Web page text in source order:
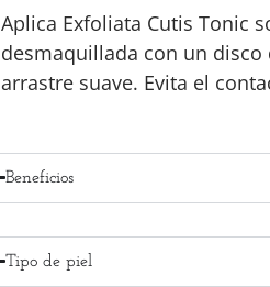
Aplica Exfoliata Cutis Tonic
desmaquillada con un
arrastre suave. Evita el
Beneficios
Tipo de piel